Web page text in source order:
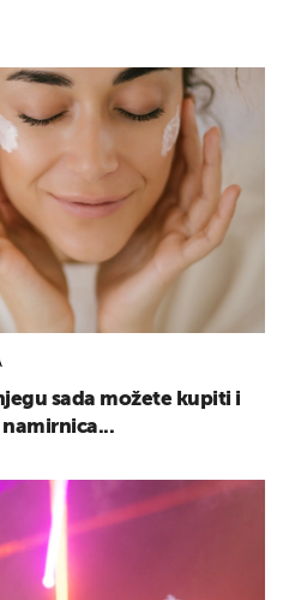
sada možete kupiti i